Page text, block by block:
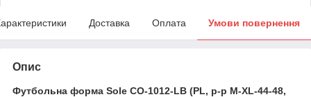
Доставка Оплата Умови повернення
Опис
Футбольна форма Sole CO-1012-LB (PL, р-р M-XL-44-48,